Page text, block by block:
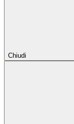
Chiudi